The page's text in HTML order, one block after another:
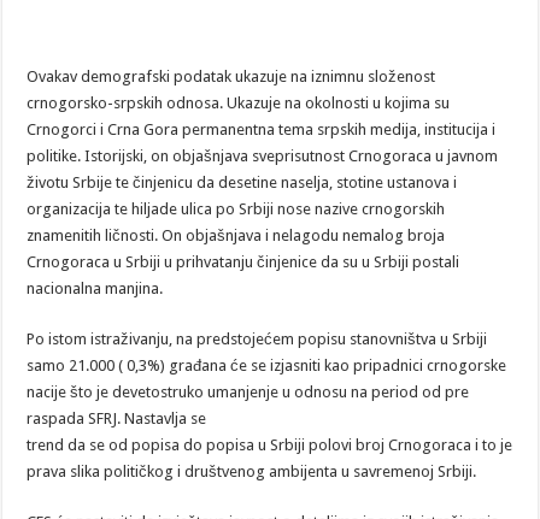
Ovakav demografski podatak ukazuje na iznimnu složenost
crnogorsko-srpskih odnosa. Ukazuje na okolnosti u kojima su
Crnogorci i Crna Gora permanentna tema srpskih medija, institucija i
politike. Istorijski, on objašnjava sveprisutnost Crnogoraca u javnom
životu Srbije te činjenicu da desetine naselja, stotine ustanova i
organizacija te hiljade ulica po Srbiji nose nazive crnogorskih
znamenitih ličnosti. On objašnjava i nelagodu nemalog broja
Crnogoraca u Srbiji u prihvatanju činjenice da su u Srbiji postali
nacionalna manjina.
Po istom istraživanju, na predstojećem popisu stanovništva u Srbiji
samo 21.000 ( 0,3%) građana će se izjasniti kao pripadnici crnogorske
nacije što je devetostruko umanjenje u odnosu na period od pre
raspada SFRJ. Nastavlja se
trend da se od popisa do popisa u Srbiji polovi broj Crnogoraca i to je
prava slika političkog i društvenog ambijenta u savremenoj Srbiji.